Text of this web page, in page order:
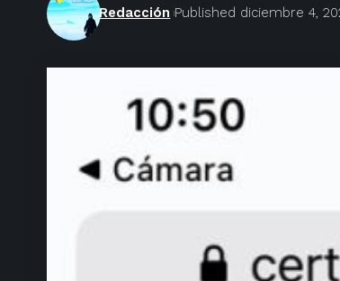
Redacción Published diciembre 4,